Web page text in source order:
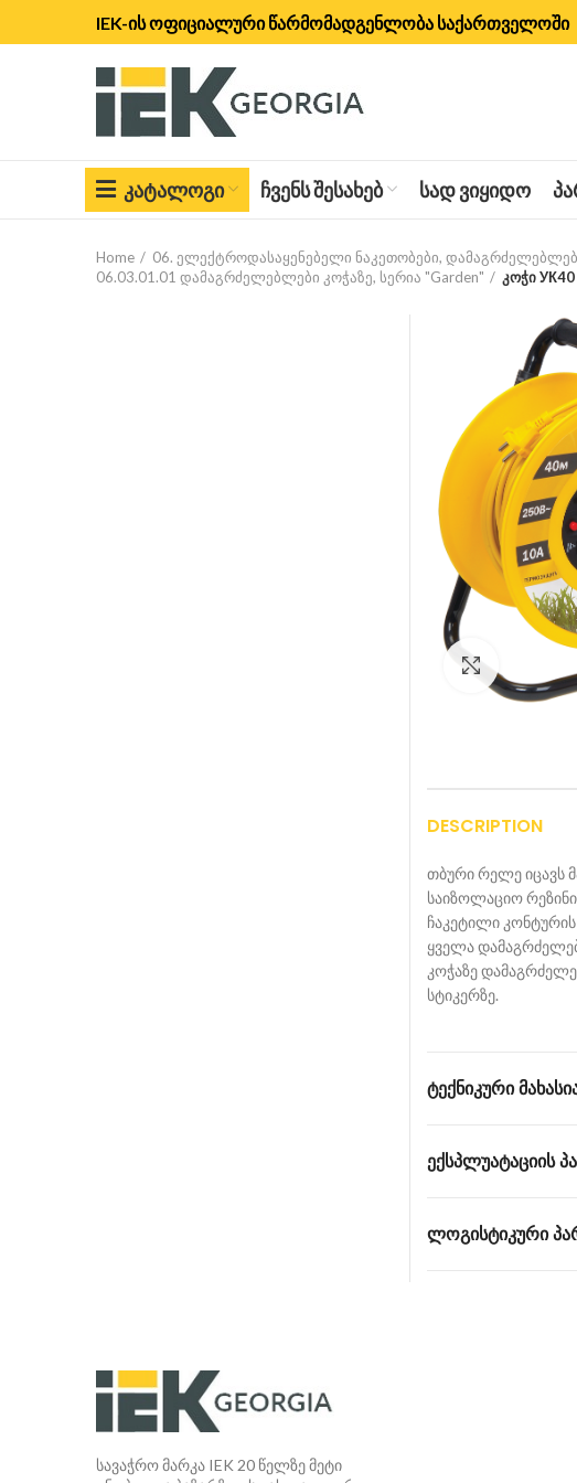
IEK-ის ოფიციალური წარმომადგენლობა საქართველოში
ᲙᲐᲢᲐᲚᲝᲒᲘ ᲩᲕᲔᲜᲡ ᲨᲔᲡᲐᲮᲔᲑ ᲡᲐᲓ ᲕᲘᲧᲘᲓᲝ
Home 06. ელექტროდასაყენებელი ნაკეთობები,
06.03.01.01 დამაგრძელებლები კოჭაზე, სერია "Garden"
კოჭი
Click to
DESCRIPTION
თბური რელე იცავს
საიზოლაციო
ჩაკეტილი
ყველა
კოჭაზე
სტიკერზე.
ᲢᲔᲥᲜᲘᲙᲣᲠᲘ
ᲔᲥᲡᲞᲚᲣᲐᲢᲐᲪᲘᲘᲡ
ᲚᲝᲒᲘᲡᲢᲘᲙᲣᲠᲘ
სავაჭრო მარკა IEK 20 წელზე მეტი